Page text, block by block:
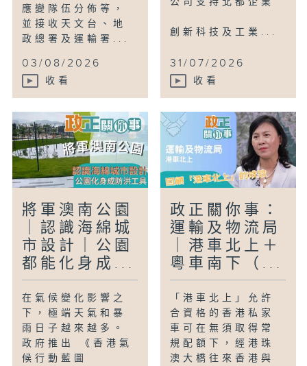
應變隊伍分佈等，
並接收天文台、地
政總署及運輸署...
03/08/2026
收看
創新科技及工業...
31/07/2026
收看
將軍澳南公園
｜認識海綿城
市設計｜公園
都能化身成...
在氣候變化影響之
下，極端天氣和暴
雨日子越來越多。
政府推出 《香港氣
候行動藍圖
政正關你事：
運輸及物流局
｜港車北上＋
粵車南下（...
「港車北上」允許
合資格的香港私家
車可在無須取得常
規配額下，經港珠
澳大橋往來香港與